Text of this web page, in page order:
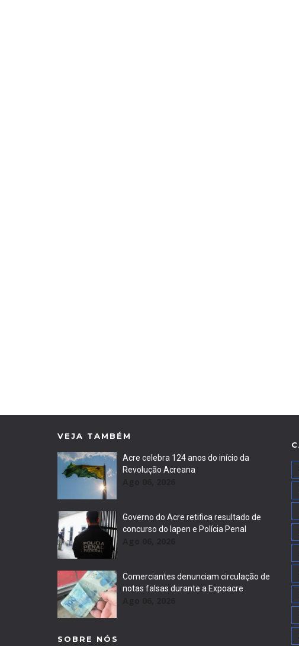
VEJA TAMBÉM
Acre celebra 124 anos do início da
Revolução Acreana
Governo do Acre retifica resultado de
concurso do Iapen e Polícia Penal
Comerciantes denunciam circulação de
notas falsas durante a Expoacre
SOBRE NÓS